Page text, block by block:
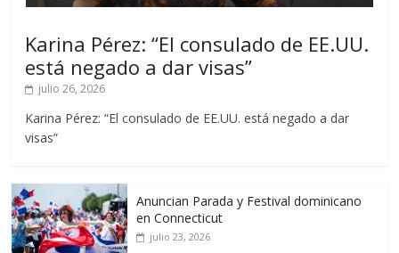
Karina Pérez: “El consulado de EE.UU.
está negado a dar visas”
julio 26, 2026
Karina Pérez: “El consulado de EE.UU. está negado a dar
visas”
Anuncian Parada y Festival dominicano
en Connecticut
julio 23, 2026